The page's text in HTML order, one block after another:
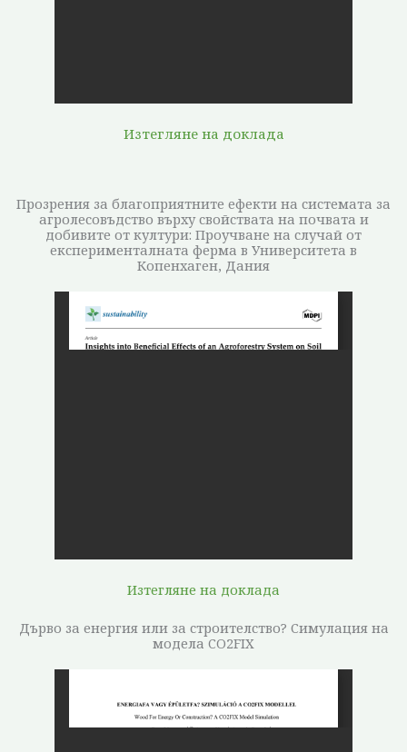
Изтегляне на доклада
Прозрения за благоприятните ефекти на системата за
агролесовъдство върху свойствата на почвата и
добивите от култури: Проучване на случай от
експерименталната ферма в Университета в
Копенхаген, Дания
Изтегляне на доклада
Дърво за енергия или за строителство? Симулация на
модела CO2FIX